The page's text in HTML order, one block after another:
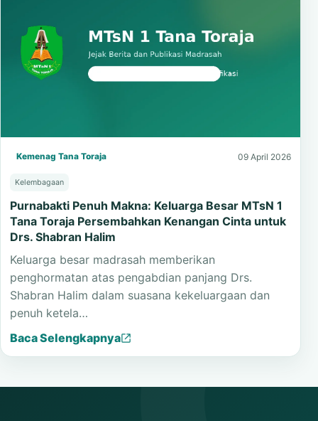
Kemenag Tana Toraja 09 April 2026
Kelembagaan
Purnabakti Penuh Makna: Keluarga Besar MTsN 1
Tana Toraja Persembahkan Kenangan Cinta untuk
Drs. Shabran Halim
Keluarga besar madrasah memberikan
penghormatan atas pengabdian panjang Drs.
Shabran Halim dalam suasana kekeluargaan dan
penuh ketela…
Baca Selengkapnya